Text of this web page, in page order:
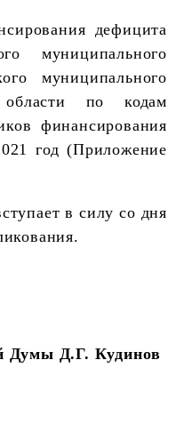
дефицита
муниципального
муниципального
области по кодам
финансирования
год (Приложение
в силу со дня
Думы Д.Г. Кудинов